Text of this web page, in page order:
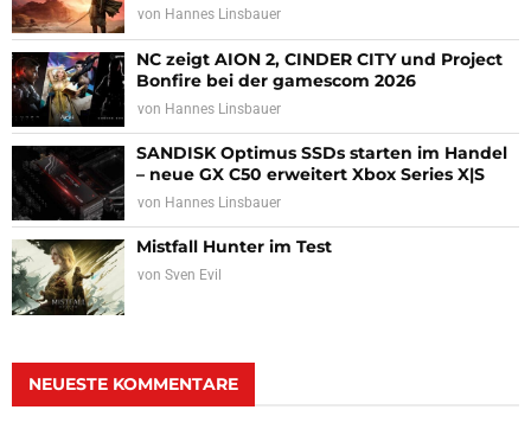
von Hannes Linsbauer
NC zeigt AION 2, CINDER CITY und Project
Bonfire bei der gamescom 2026
von Hannes Linsbauer
SANDISK Optimus SSDs starten im Handel
– neue GX C50 erweitert Xbox Series X|S
von Hannes Linsbauer
Mistfall Hunter im Test
von Sven Evil
NEUESTE KOMMENTARE